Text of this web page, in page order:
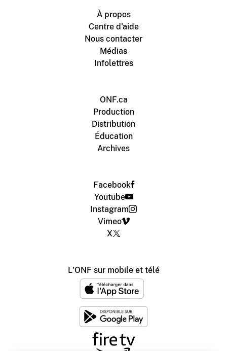
À propos
Centre d'aide
Nous contacter
Médias
Infolettres
ONF.ca
Production
Distribution
Éducation
Archives
Facebook
Youtube
Instagram
Vimeo
X
L'ONF sur mobile et télé